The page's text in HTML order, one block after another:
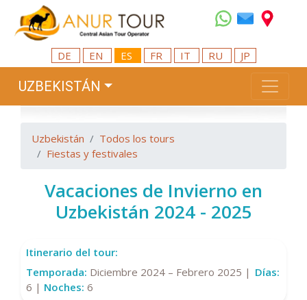
DE EN ES FR IT RU JP
UZBEKISTÁN
Uzbekistán
Todos los tours
Fiestas y festivales
Vacaciones de Invierno en
Uzbekistán 2024 - 2025
Itinerario del tour:
Temporada: Diciembre 2024 – Febrero 2025 | Días:
6 | Noches: 6